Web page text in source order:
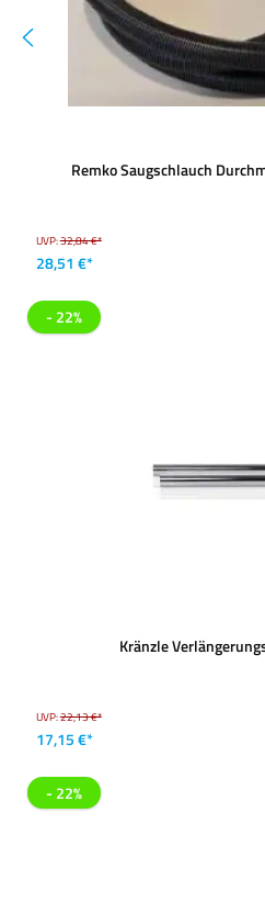
Remko Saugschlauch
UVP:32,84 €*
28,51 €*
- 22%
Kränzle
UVP:22,13 €*
17,15 €*
- 22%